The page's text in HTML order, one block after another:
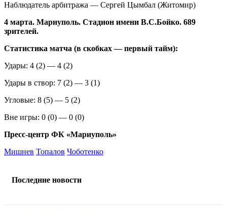
Наблюдатель арбитража — Сергей Цымбал (Житомир)
4 марта. Мариуполь. Стадион имени В.С.Бойко. 689
зрителей.
Статистика матча (в скобках — первый тайм):
Удары: 4 (2) — 4 (2)
Удары в створ: 7 (2) — 3 (1)
Угловые: 8 (5) — 5 (2)
Вне игры: 0 (0) — 0 (0)
Пресс-центр ФК «Мариуполь»
Мишнев Топалов Чоботенко
Последние новости